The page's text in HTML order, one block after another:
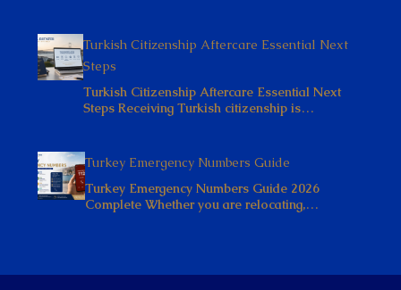
Turkish Citizenship Aftercare Essential Next
Steps
Turkish Citizenship Aftercare Essential Next
Steps Receiving Turkish citizenship is…
Turkey Emergency Numbers Guide
Turkey Emergency Numbers Guide 2026
Complete Whether you are relocating,…